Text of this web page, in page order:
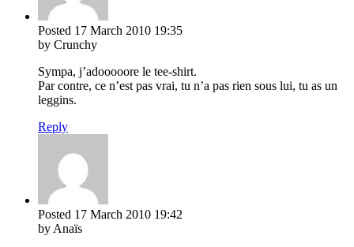
Posted 17 March 2010 19:35
by Crunchy
Sympa, j’adooooore le tee-shirt.
Par contre, ce n’est pas vrai, tu n’a pas rien sous lui, tu as un
leggins.
Reply
Posted 17 March 2010 19:42
by Anaïs